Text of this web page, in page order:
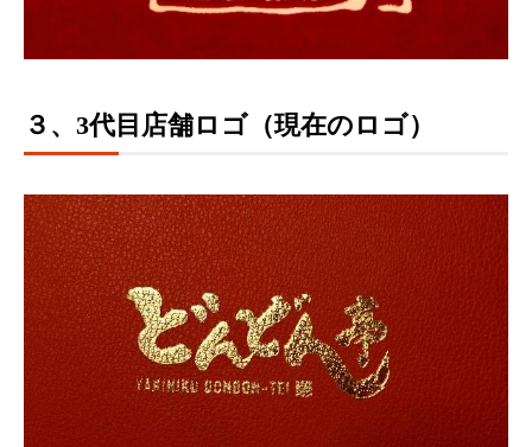
３、3代目店舗ロゴ（現在のロゴ）